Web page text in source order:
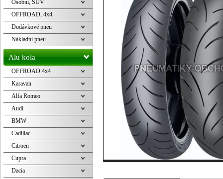
Osobní, SUV
OFFROAD, 4x4
Dodávkové pneu
Nákladní pneu
Alu kola
OFFROAD 4x4
Karavan
Alfa Romeo
Audi
BMW
Cadillac
Citroën
Cupra
Dacia